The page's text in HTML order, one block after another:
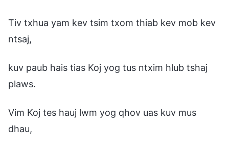
Tiv txhua yam kev tsim txom thiab kev mob kev
ntsaj,
kuv paub hais tias Koj yog tus ntxim hlub tshaj
plaws.
Vim Koj tes hauj lwm yog qhov uas kuv mus
dhau,